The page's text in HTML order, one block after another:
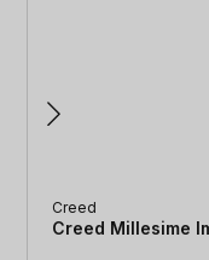
Creed
Creed Millesime